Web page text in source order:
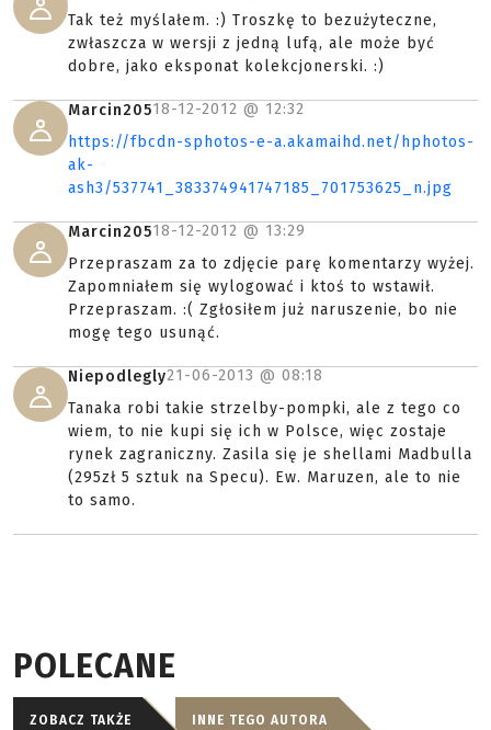
Tak też myślałem. :) Troszkę to bezużyteczne,
zwłaszcza w wersji z jedną lufą, ale może być
dobre, jako eksponat kolekcjonerski. :)
Marcin20518-12-2012 @ 12:32
https://fbcdn-sphotos-e-a.akamaihd.net/hphotos-
ak-
ash3/537741_383374941747185_701753625_n.jpg
Marcin20518-12-2012 @ 13:29
Przepraszam za to zdjęcie parę komentarzy wyżej.
Zapomniałem się wylogować i ktoś to wstawił.
Przepraszam. :( Zgłosiłem już naruszenie, bo nie
mogę tego usunąć.
Niepodlegly21-06-2013 @ 08:18
Tanaka robi takie strzelby-pompki, ale z tego co
wiem, to nie kupi się ich w Polsce, więc zostaje
rynek zagraniczny. Zasila się je shellami Madbulla
(295zł 5 sztuk na Specu). Ew. Maruzen, ale to nie
to samo.
POLECANE
ZOBACZ TAKŻE INNE TEGO AUTORA